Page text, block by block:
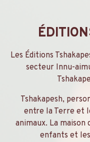
Les Éditions
secteur Innu-
Tshakapesh,
entre la Terre et
animaux. La maison
enfants et